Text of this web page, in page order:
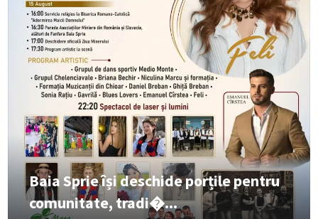
Baia Sprie își deschide porțile pentru
comunitate, tradi�...